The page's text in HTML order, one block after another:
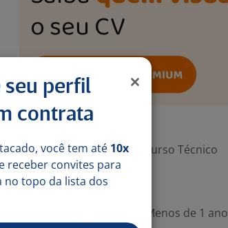
Exigências
Escolaridade Mínima: Curso Técnico
Valorizado
Experiência desejada: Menos de 1 ano
seu perfil
contrata
você tem até 10x
receber convites para
no topo da lista dos